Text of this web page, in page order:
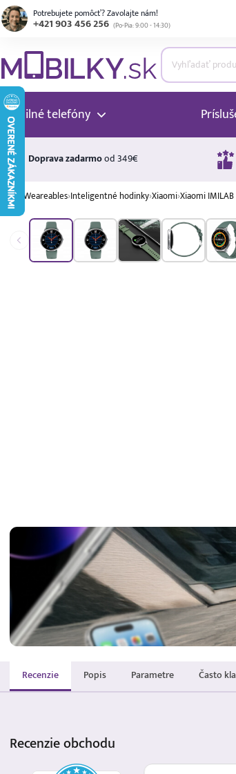
Potrebujete pomôcť? Zavolajte nám!
+421 903 456 256 (Po-Pia: 9:00 - 14:30)
Mobilné telefóny
Doprava zadarmood 349€
Weareables›Inteligentné hodinky›Xiaomi›Xiaomi
Úrok
17,99 %
p.a.
Recenzie Popis Parametre Často
Recenzieobchodu